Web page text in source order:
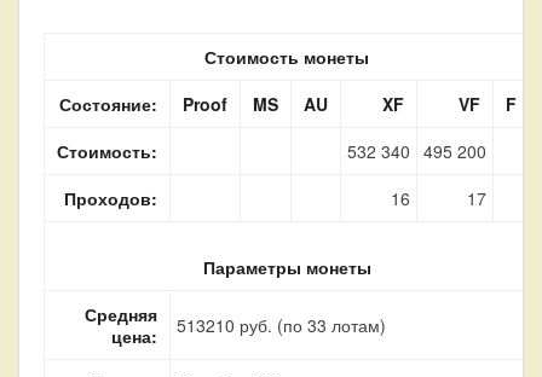
Стоимость монеты
Состояние:
Proof MS AU XF VF
F
Стоимость:
532 340 495 200
Проходов:
16 17
Параметры монеты
Средняя
цена:
513210 руб. (по 33 лотам)